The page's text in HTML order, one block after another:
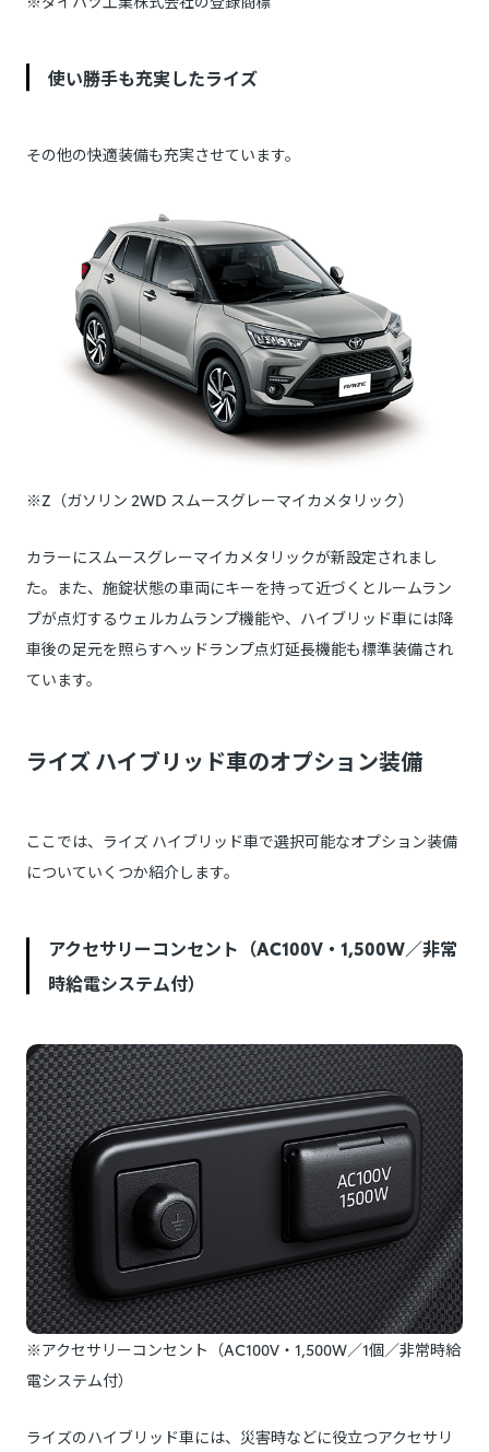
使い勝手も充実したライズ
その他の快適装備も充実させています。
※Z（ガソリン 2WD スムースグレーマイカメタリック）
カラーにスムースグレーマイカメタリックが新設定されまし
た。また、施錠状態の車両にキーを持って近づくとルームラン
プが点灯するウェルカムランプ機能や、ハイブリッド車には降
車後の足元を照らすヘッドランプ点灯延長機能も標準装備され
ています。
ライズ ハイブリッド車のオプション装備
ここでは、ライズ ハイブリッド車で選択可能なオプション装備
についていくつか紹介します。
アクセサリーコンセント（AC100V・1,500W／非常
時給電システム付）
※アクセサリーコンセント（AC100V・1,500W／1個／非常時給
電システム付）
ライズのハイブリッド車には、災害時などに役立つアクセサリ